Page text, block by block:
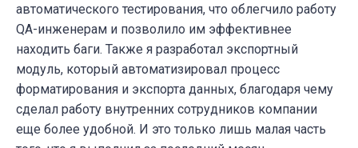
автоматического тестирования, что облегчило работу
QA-инженерам и позволило им эффективнее
находить баги. Также я разработал экспортный
модуль, который автоматизировал процесс
форматирования и экспорта данных, благодаря чему
сделал работу внутренних сотрудников компании
еще более удобной. И это только лишь малая часть